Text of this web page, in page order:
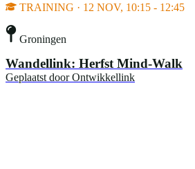
TRAINING · 12 NOV, 10:15 - 12:45
Groningen
Wandellink: Herfst Mind-Walk
Geplaatst door Ontwikkellink